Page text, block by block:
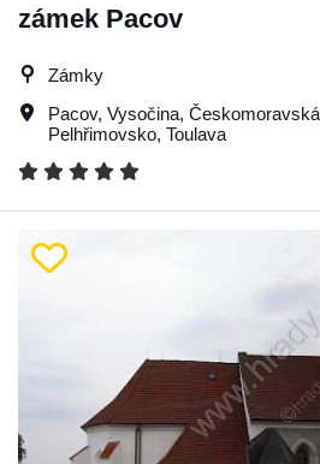
zámek Pacov
Zámky
Pacov, Vysočina,
Pelhřimovsko, Toulava